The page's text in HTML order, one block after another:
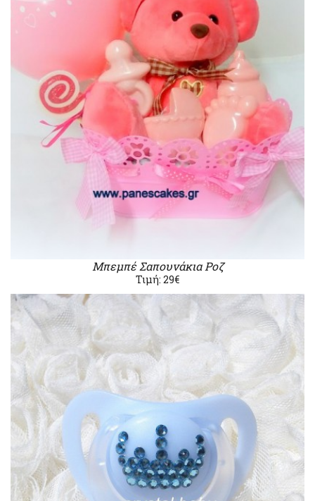
Μπεμπέ Σαπουνάκια Ροζ
Τιμή: 29€